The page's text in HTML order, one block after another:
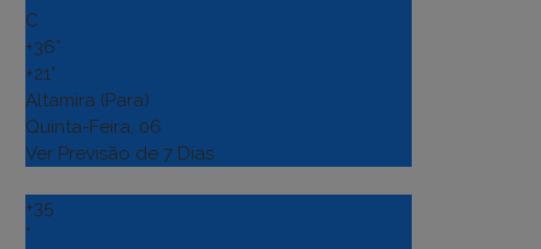
C
+36°
+21°
Altamira (Para)
Quinta-Feira, 06
Ver Previsão de 7 Dias
+35
°